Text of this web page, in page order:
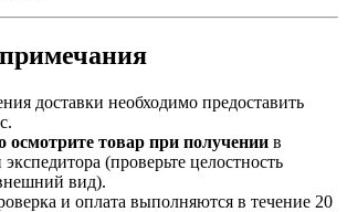
доставки необходимо предоставить
осмотрите товар при получении в
(проверьте целостность
вид).
и оплата выполняются в течение 20